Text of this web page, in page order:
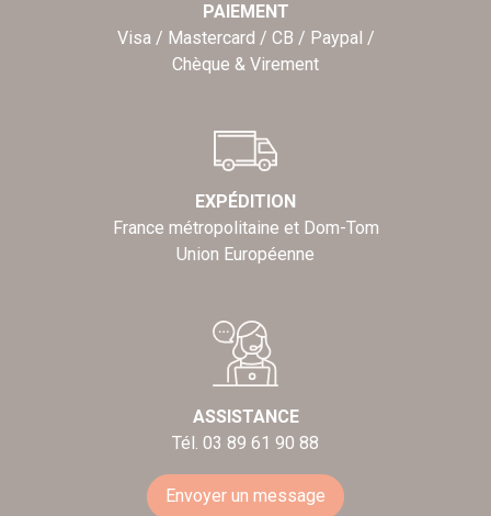
PAIEMENT
Visa / Mastercard / CB / Paypal /
Chèque & Virement
EXPÉDITION
France métropolitaine et Dom-Tom
Union Européenne
ASSISTANCE
Tél. 03 89 61 90 88
Envoyer un message